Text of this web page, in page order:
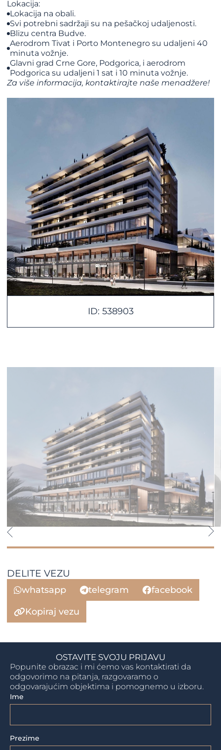
Lokacija:
Lokacija na obali.
Svi potrebni sadržaji su na pešačkoj udaljenosti.
Blizu centra Budve.
Aerodrom Tivat i Porto Montenegro su udaljeni 40
minuta vožnje.
Glavni grad Crne Gore, Podgorica, i aerodrom
Podgorica su udaljeni 1 sat i 10 minuta vožnje.
Za više informacija, kontaktirajte naše menadžere!
ID: 538903
DELITE VEZU
whatsapp telegram
facebook
Kopiraj vezu
OSTAVITE SVOJU PRIJAVU
Popunite obrazac i mi ćemo vas kontaktirati da
odgovorimo na pitanja, razgovaramo o
odgovarajućim objektima i pomognemo u izboru.
Ime
Prezime